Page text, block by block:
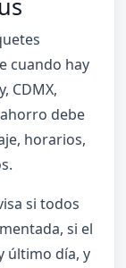
cuando hay
CDMX,
debe
horarios,
si todos
si el
último día, y